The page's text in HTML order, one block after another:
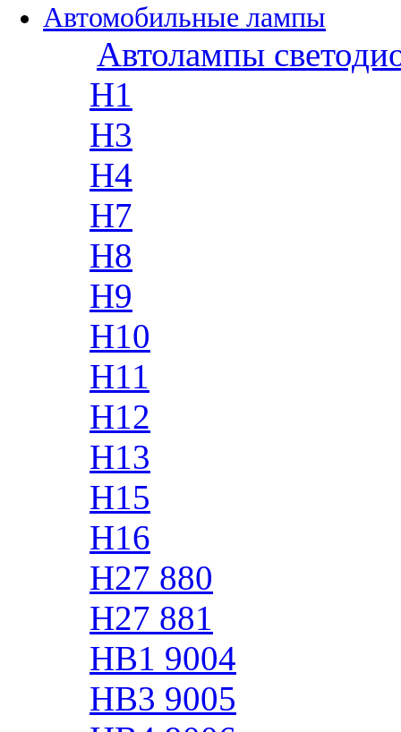
Автомобильные лампы
Автолампы
H1
H3
H4
H7
H8
H9
H10
H11
H12
H13
H15
H16
H27 880
H27 881
HB1 9004
HB3 9005